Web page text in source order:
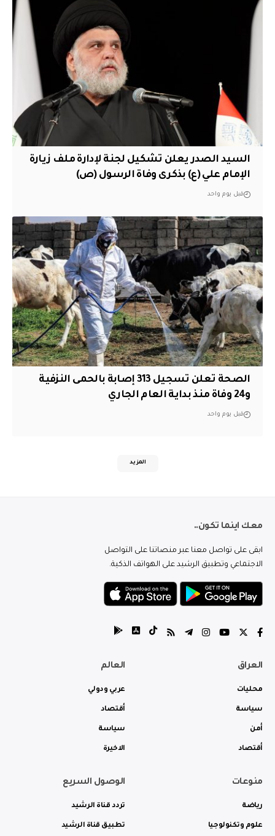
السيد الصدر يعلن تشكيل لجنة لإدارة ملف زيارة
الإمام علي (ع) بذكرى وفاة الرسول (ص)
قبل يوم واحد
الصحة تعلن تسجيل 313 إصابة بالحمى النزفية
و24 وفاة منذ بداية العام الجاري
قبل يوم واحد
المزيد
معك اينما تكون..
ابقى على تواصل معنا عبر منصاتنا على التواصل
الاجتماعي وتطبيق الرشيد على الهواتف الذكية.
العراق
محليات
سياسة
أمن
أقتصاد
العالم
عربي ودولي
أقتصاد
سياسة
الاخيرة
منوعات
رياضة
علوم وتكنولوجيا
الوصول السريع
تردد قناة الرشيد
تطبيق قناة الرشيد